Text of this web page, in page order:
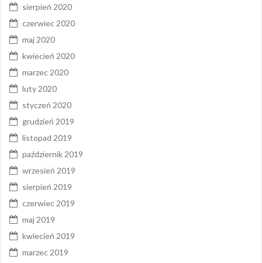
sierpień 2020
czerwiec 2020
maj 2020
kwiecień 2020
marzec 2020
luty 2020
styczeń 2020
grudzień 2019
listopad 2019
październik 2019
wrzesień 2019
sierpień 2019
czerwiec 2019
maj 2019
kwiecień 2019
marzec 2019